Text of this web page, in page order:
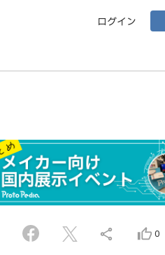
ログイン
share thumb_up_alt 0